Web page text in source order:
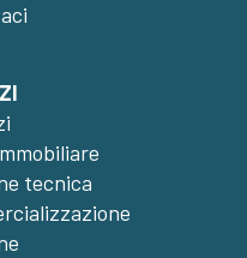
tecnica